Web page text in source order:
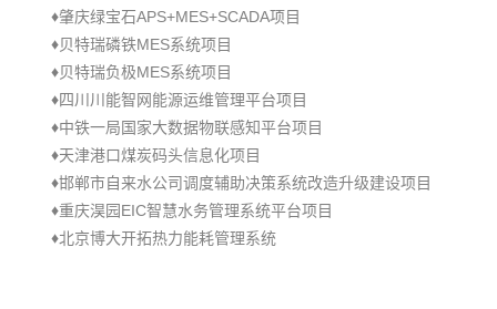
♦肇庆绿宝石APS+MES+SCADA项目
♦贝特瑞磷铁MES系统项目
♦贝特瑞负极MES系统项目
♦四川 川能智网能源运维管理平台项目
♦中铁一局国家大数据物联感知平台项目
♦天津港口煤炭码头信息化项目
♦邯郸市自来水公司调度辅助决策系统改造升级建设项目
♦重庆淏园 EIC智慧水务管理系统平台项目
♦北京博大开拓热力能耗管理系统